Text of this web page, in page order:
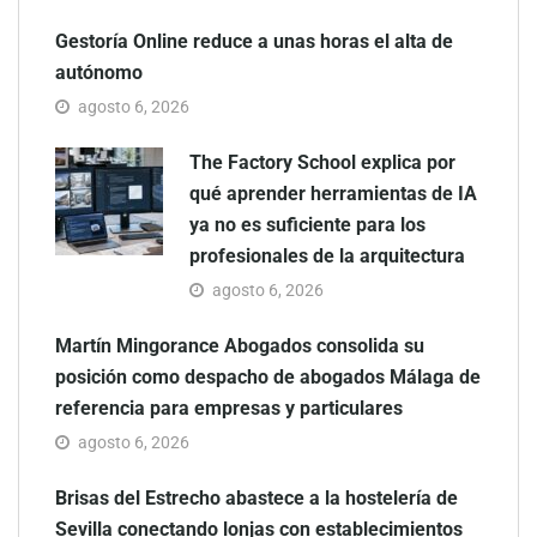
Gestoría Online reduce a unas horas el alta de
autónomo
agosto 6, 2026
The Factory School explica por
qué aprender herramientas de IA
ya no es suficiente para los
profesionales de la arquitectura
agosto 6, 2026
Martín Mingorance Abogados consolida su
posición como despacho de abogados Málaga de
referencia para empresas y particulares
agosto 6, 2026
Brisas del Estrecho abastece a la hostelería de
Sevilla conectando lonjas con establecimientos